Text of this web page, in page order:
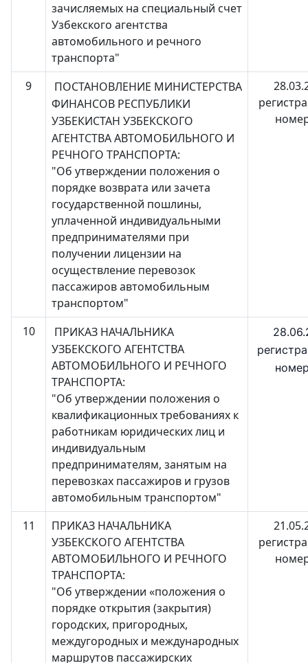
зачисляемых на специальный счет
Узбекского агентства
автомобильного и речного
транспорта"
9 ПОСТАНОВЛЕНИЕ МИНИСТЕРСТВА
ФИНАНСОВ РЕСПУБЛИКИ
УЗБЕКИСТАН УЗБЕКСКОГО
АГЕНТСТВА АВТОМОБИЛЬНОГО И
РЕЧНОГО ТРАНСПОРТА:
"Об утверждении положения о
порядке возврата или зачета
государственной пошлины,
уплаченной индивидуальными
предпринимателями при
получении лицензии на
осуществление перевозок
пассажиров автомобильным
транспортом"
10 ПРИКАЗ НАЧАЛЬНИКА
УЗБЕКСКОГО АГЕНТСТВА
АВТОМОБИЛЬНОГО И РЕЧНОГО
ТРАНСПОРТА:
"Об утверждении положения о
квалификационных требованиях к
работникам юридических лиц и
индивидуальным
предпринимателям, занятым на
перевозках пассажиров и грузов
автомобильным транспортом"
11
ПРИКАЗ НАЧАЛЬНИКА
УЗБЕКСКОГО АГЕНТСТВА
АВТОМОБИЛЬНОГО И РЕЧНОГО
ТРАНСПОРТА:
"Об утверждении «положения о
порядке открытия (закрытия)
городских, пригородных,
междугородных и международных
маршрутов пассажирских